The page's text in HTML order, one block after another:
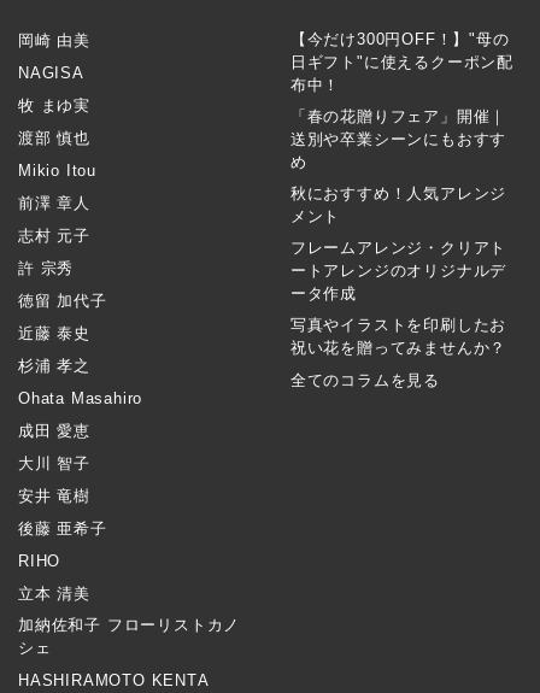
岡崎 由美
NAGISA
牧 まゆ実
渡部 慎也
Mikio Itou
前澤 章人
志村 元子
許 宗秀
徳留 加代子
近藤 泰史
杉浦 孝之
Ohata Masahiro
成田 愛恵
大川 智子
安井 竜樹
後藤 亜希子
RIHO
立本 清美
加納佐和子 フローリストカノ
シェ
HASHIRAMOTO KENTA
【今だけ300円OFF！】"母の
日ギフト"に使えるクーポン配
布中！
「春の花贈りフェア」開催｜
送別や卒業シーンにもおすす
め
秋におすすめ！人気アレンジ
メント
フレームアレンジ・クリアト
ートアレンジのオリジナルデ
ータ作成
写真やイラストを印刷したお
祝い花を贈ってみませんか？
全てのコラムを見る